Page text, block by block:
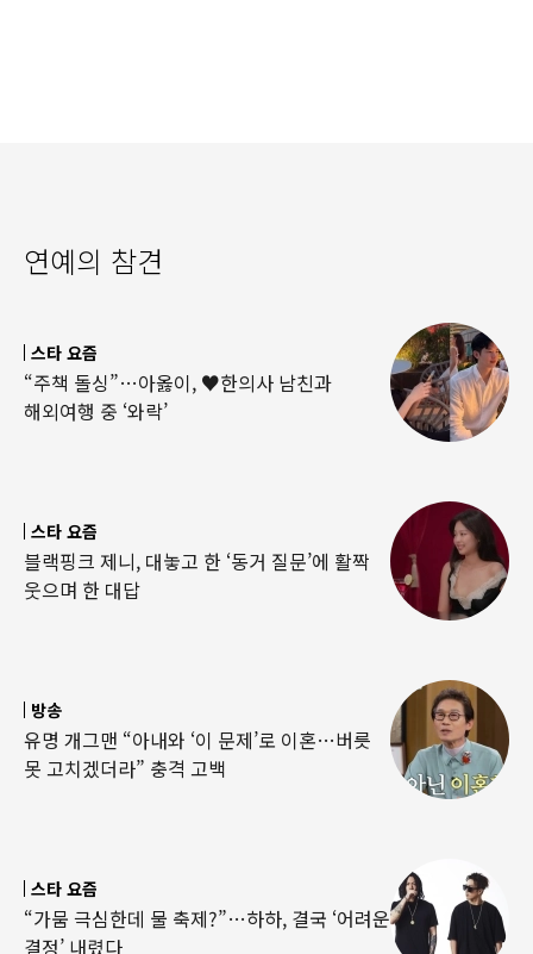
연예의 참견
스타 요즘
“주책 돌싱”…아옳이, ♥한의사 남친과
해외여행 중 ‘와락’
스타 요즘
블랙핑크 제니, 대놓고 한 ‘동거 질문’에 활짝
웃으며 한 대답
방송
유명 개그맨 “아내와 ‘이 문제’로 이혼…버릇
못 고치겠더라” 충격 고백
스타 요즘
“가뭄 극심한데 물 축제?”…하하, 결국 ‘어려운
결정’ 내렸다